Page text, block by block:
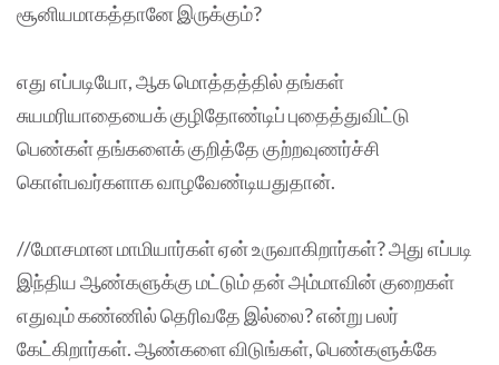
சூனியமாகத்தானே இருக்கும்?
எது எப்படியோ, ஆக மொத்தத்தில் தங்கள்
சுயமரியாதையைக் குழிதோண்டிப் புதைத்துவிட்டு
பெண்கள் தங்களைக் குறித்தே குற்றவுணர்ச்சி
கொள்பவர்களாக வாழவேண்டியதுதான்.
//மோசமான மாமியார்கள் ஏன் உருவாகிறார்கள்? அது எப்படி
இந்திய ஆண்களுக்கு மட்டும் தன் அம்மாவின் குறைகள்
எதுவும் கண்ணில் தெரிவதே இல்லை? என்று பலர்
கேட்கிறார்கள். ஆண்களை விடுங்கள், பெண்களுக்கே